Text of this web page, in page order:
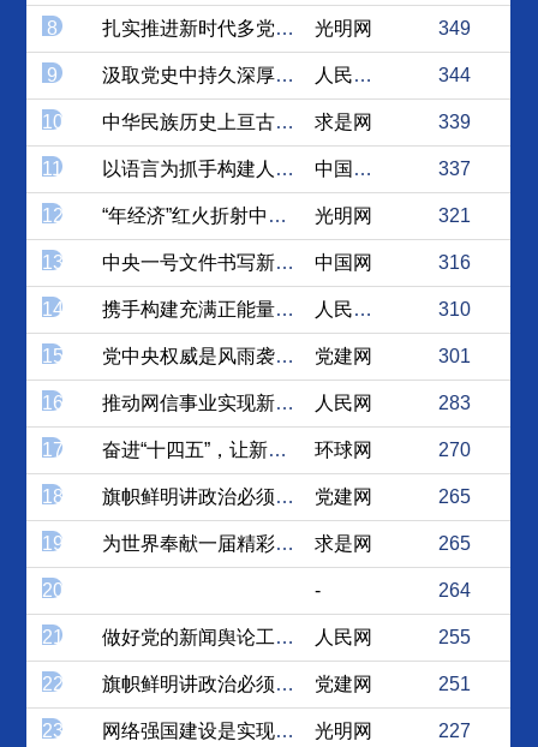
8 扎实推进新时代多党合作事业... 光明网 349
9 汲取党史中持久深厚的奋斗之力 人民论坛网 344
10 中华民族历史上亘古未有的伟... 求是网 339
11 以语言为抓手构建人类卫生健... 中国社会科学网 337
12 “年经济”红火折射中国经济... 光明网 321
13 中央一号文件书写新时代“三... 中国网 316
14 携手构建充满正能量的网络空间 人民论坛网 310
15 党中央权威是风雨袭来时最坚... 党建网 301
16 推动网信事业实现新发展 让... 人民网 283
17 奋进“十四五”，让新闻舆论... 环球网 270
18 旗帜鲜明讲政治必须提高政治... 党建网 265
19 为世界奉献一届精彩非凡卓越... 求是网 265
20 - 264
21 做好党的新闻舆论工作，为新... 人民网 255
22 旗帜鲜明讲政治必须提高政治... 党建网 251
23 网络强国建设是实现中华民族... 光明网 227